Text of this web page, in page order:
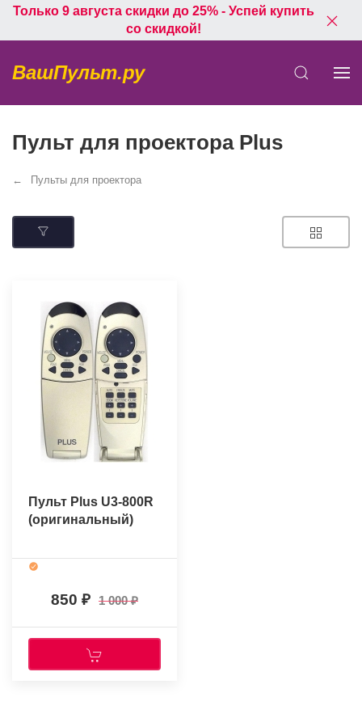
Только 9 августа скидки до 25% - Успей купить
со скидкой!
ВашПульт.ру
Пульт для проектора Plus
Пульты для проектора
Пульт Plus U3-800R
(оригинальный)
850 1 000